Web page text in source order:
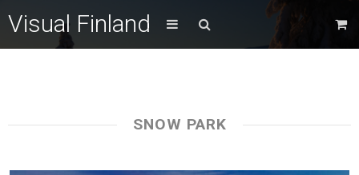
Visual Finland
SNOW PARK